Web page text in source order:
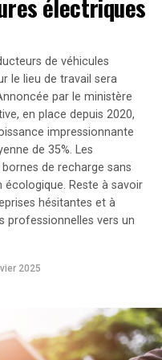
reformuler notre
est
ravis lorsque nos
nous
leur santé cardio-
payeurs verront qu’à
permettront
donc à nos
»
du
patients souffrant
de 40 ou plus, soient
GLP-1. Elle a
à un impressionnant
d’intégrer
de 1,6
la capacité totale à
dans un
grâce à sa
SOLIX Smart et
par Anker. cette
réduisant les pertes
SOLIX prévoit
électriques
de véhicules
le lieu de travail sera
par le ministère
en place depuis 2020,
impressionnante
de 35%. Les
de recharge sans
Reste à savoir
hésitantes et à
professionnelles vers un
2025